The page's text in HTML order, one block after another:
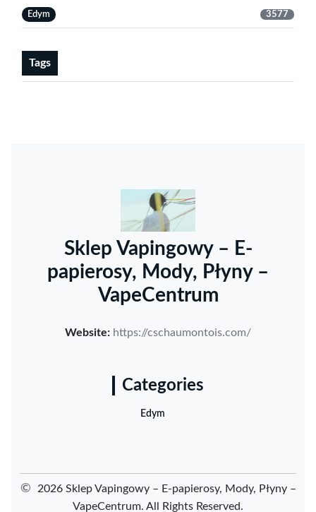
Edym 3577
Tags
Sklep Vapingowy – E-
papierosy, Mody, Płyny –
VapeCentrum
Website: https://cschaumontois.com/
Categories
Edym
©
2026 Sklep Vapingowy – E-papierosy, Mody, Płyny –
VapeCentrum. All Rights Reserved.